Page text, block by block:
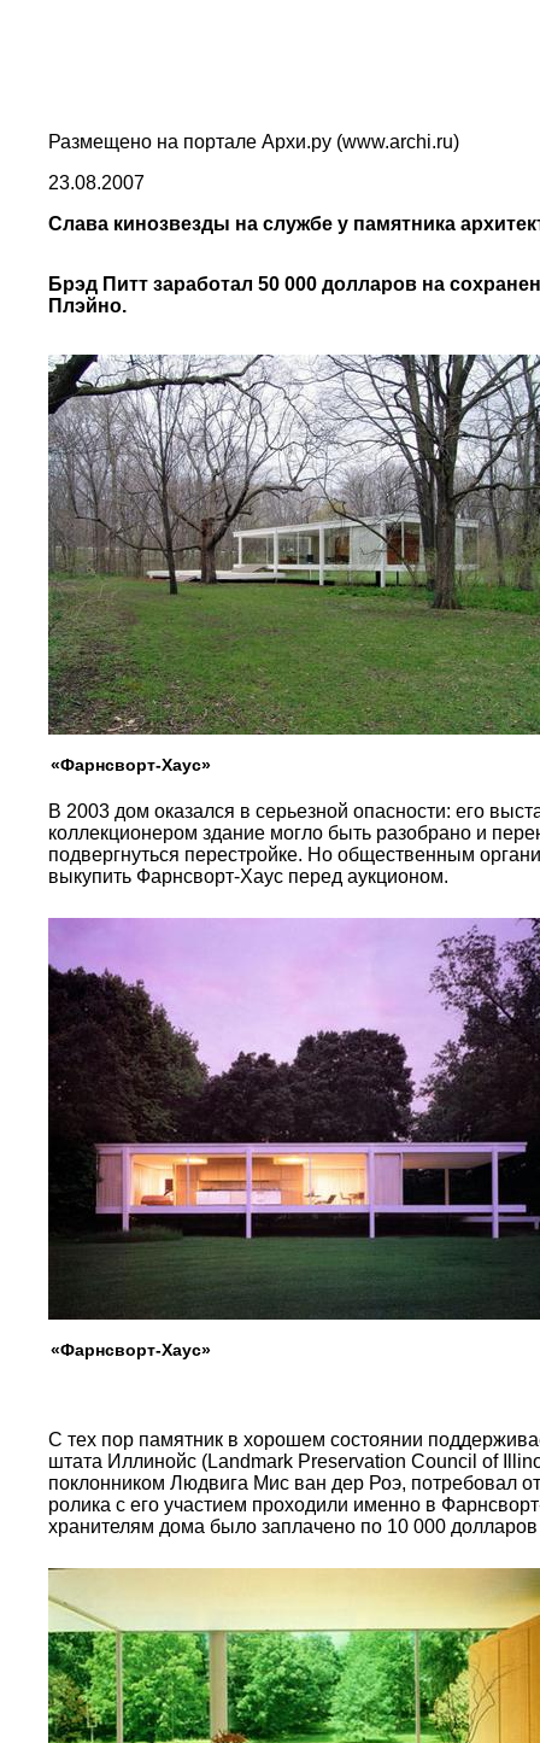
Размещено на портале Архи.ру (www.archi.ru)
23.08.2007
Слава кинозвезды на службе у памятника
Брэд Питт заработал 50 000 долларов на
Плэйно.
«Фарнсворт-Хаус»
В 2003 дом оказался в серьезной опасности: его
коллекционером здание могло быть разобрано и
подвергнуться перестройке. Но общественным
выкупить Фарнсворт-Хаус перед аукционом.
«Фарнсворт-Хаус»
С тех пор памятник в хорошем состоянии
штата Иллинойс (Landmark Preservation Council of
поклонником Людвига Мис ван дер Роэ, потребовал
ролика с его участием проходили именно в
хранителям дома было заплачено по 10 000